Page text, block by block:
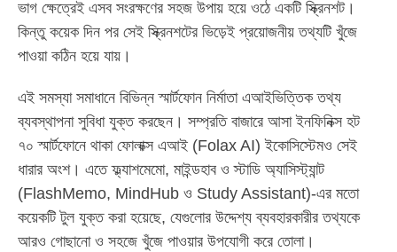
ভাগ ক্ষেত্রেই এসব সংরক্ষণের সহজ উপায় হয়ে ওঠে একটি স্ক্রিনশট।
কিন্তু কয়েক দিন পর সেই স্ক্রিনশটের ভিড়েই প্রয়োজনীয় তথ্যটি খুঁজে
পাওয়া কঠিন হয়ে যায়।
এই সমস্যা সমাধানে বিভিন্ন স্মার্টফোন নির্মাতা এআইভিত্তিক তথ্য
ব্যবস্থাপনা সুবিধা যুক্ত করছেন। সম্প্রতি বাজারে আসা ইনফিনিক্স হট
৭০ স্মার্টফোনে থাকা ফোলাক্স এআই (Folax AI) ইকোসিস্টেমও সেই
ধারার অংশ। এতে ফ্ল্যাশমেমো, মাইন্ডহাব ও স্টাডি অ্যাসিস্ট্যান্ট
(FlashMemo, MindHub ও Study Assistant)-এর মতো
কয়েকটি টুল যুক্ত করা হয়েছে, যেগুলোর উদ্দেশ্য ব্যবহারকারীর তথ্যকে
আরও গোছানো ও সহজে খুঁজে পাওয়ার উপযোগী করে তোলা।